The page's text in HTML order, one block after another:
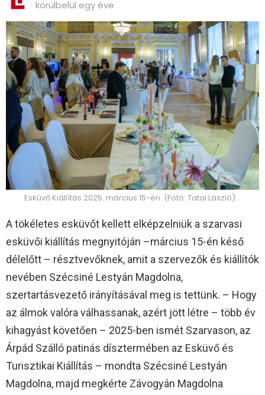
körülbelül egy éve
Esküvő Kiállítás 2025. március 15-én. (Fotó: Tatai László)
A tökéletes esküvőt kellett elképzelniük a szarvasi
esküvői kiállítás megnyitóján –március 15-én késő
délelőtt – résztvevőknek, amit a szervezők és kiállítók
nevében Szécsiné Lestyán Magdolna,
szertartásvezető irányításával meg is tettünk. – Hogy
az álmok valóra válhassanak, azért jött létre – több év
kihagyást követően – 2025-ben ismét Szarvason, az
Árpád Szálló patinás dísztermében az Esküvő és
Turisztikai Kiállítás – mondta Szécsiné Lestyán
Magdolna, majd megkérte Závogyán Magdolna